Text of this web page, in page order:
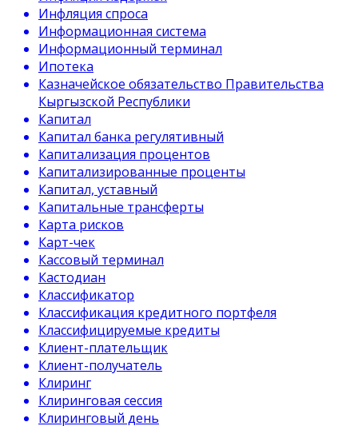
Инфляция спроса
Информационная система
Информационный терминал
Ипотека
Казначейское обязательство Правительства
Кыргызской Республики
Капитал
Капитал банка регулятивный
Капитализация процентов
Капитализированные проценты
Капитал, уставный
Капитальные трансферты
Карта рисков
Карт-чек
Кассовый терминал
Кастодиан
Классификатор
Классификация кредитного портфеля
Классифицируемые кредиты
Клиент-плательщик
Клиент-получатель
Клиринг
Клиринговая сессия
Клиринговый день